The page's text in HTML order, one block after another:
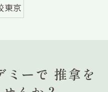
東京
ミーで 推拿を